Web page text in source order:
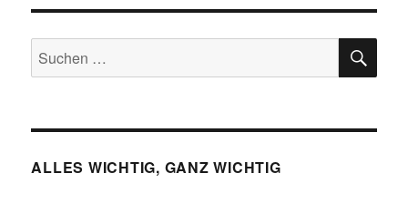
Suchen
nach:
ALLES WICHTIG, GANZ WICHTIG